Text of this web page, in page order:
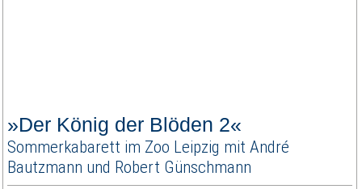
»Der König der Blöden 2«
Sommerkabarett im Zoo Leipzig mit André
Bautzmann und Robert Günschmann